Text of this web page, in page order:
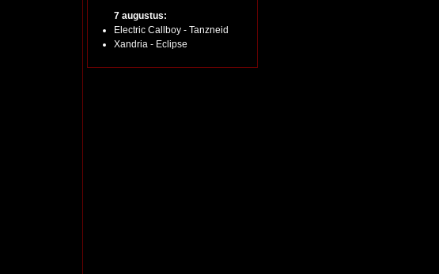
7 augustus:
Electric Callboy - Tanzneid
Xandria - Eclipse